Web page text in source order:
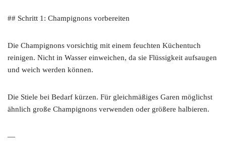
## Schritt 1: Champignons vorbereiten
Die Champignons vorsichtig mit einem feuchten Küchentuch
reinigen. Nicht in Wasser einweichen, da sie Flüssigkeit aufsaugen
und weich werden können.
Die Stiele bei Bedarf kürzen. Für gleichmäßiges Garen möglichst
ähnlich große Champignons verwenden oder größere halbieren.
—